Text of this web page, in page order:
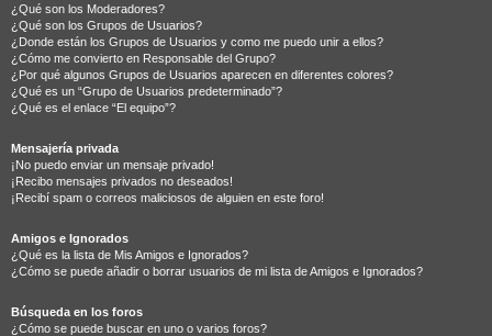
¿Qué son los Moderadores?
¿Qué son los Grupos de Usuarios?
¿Donde están los Grupos de Usuarios y como me puedo unir a ellos?
¿Cómo me convierto en Responsable del Grupo?
¿Por qué algunos Grupos de Usuarios aparecen en diferentes colores?
¿Qué es un “Grupo de Usuarios predeterminado”?
¿Qué es el enlace “El equipo”?
Mensajería privada
¡No puedo enviar un mensaje privado!
¡Recibo mensajes privados no deseados!
¡Recibí spam o correos maliciosos de alguien en este foro!
Amigos e Ignorados
¿Qué es la lista de Mis Amigos e Ignorados?
¿Cómo se puede añadir o borrar usuarios de mi lista de Amigos e Ignorados?
Búsqueda en los foros
¿Cómo se puede buscar en uno o varios foros?